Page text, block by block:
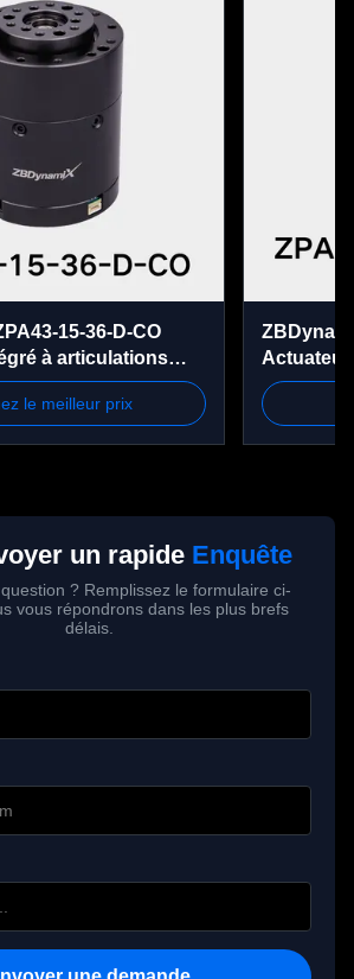
15-36-D-CO
à articulations
Nm couple maximal,
mm
le meilleur prix
300 tours
un rapide Enquête
? Remplissez le formulaire ci-
vous répondrons dans les plus brefs
délais.